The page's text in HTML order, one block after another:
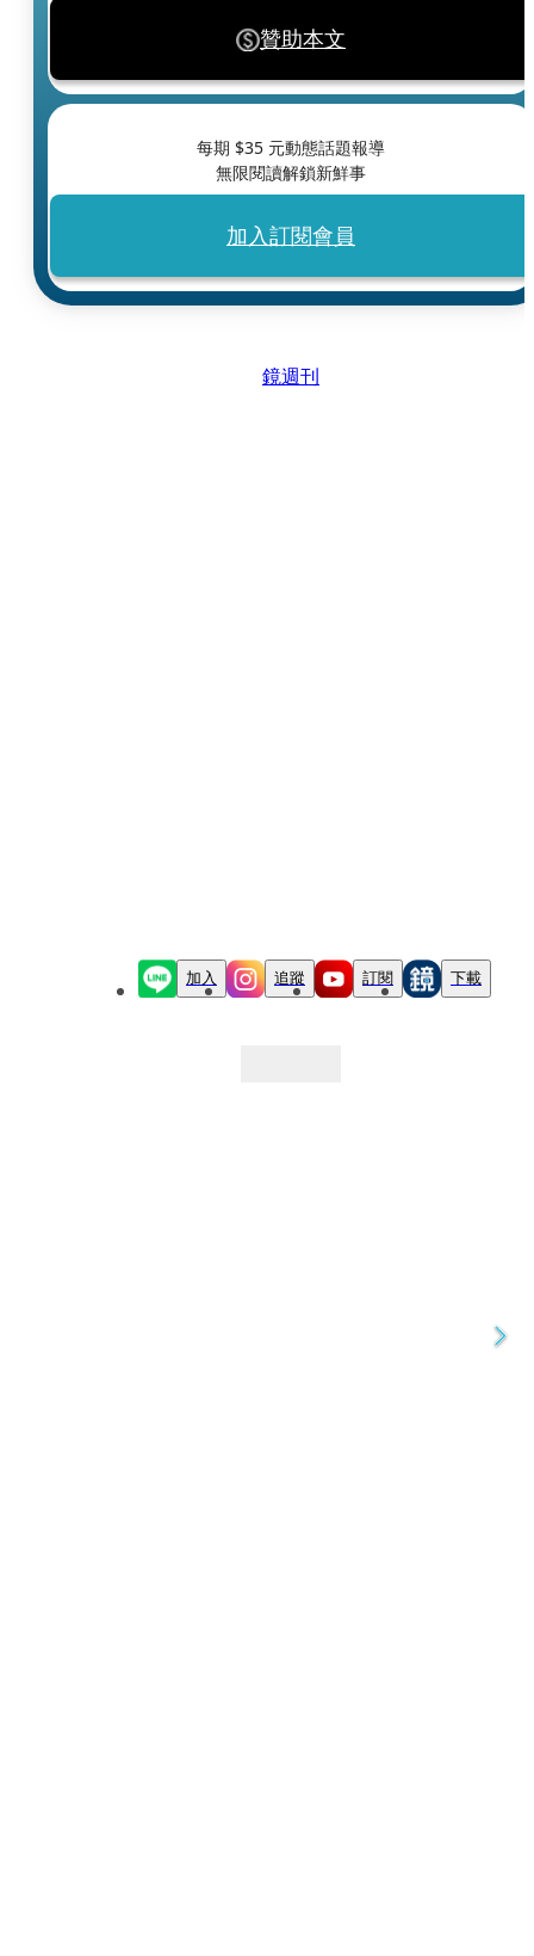
贊助本文
每期 $35 元動態話題報導
無限閱讀解鎖新鮮事
加入訂閱會員
鏡週刊
加入 追蹤 訂閱 下載